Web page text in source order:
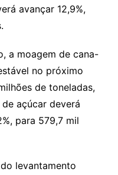
avançar 12,9%,
a moagem de cana-
no próximo
de toneladas,
açúcar deverá
para 579,7 mil
levantamento